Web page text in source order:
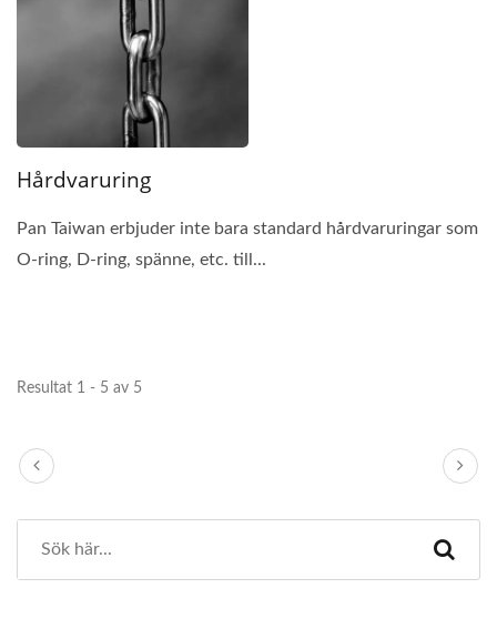
Hårdvaruring
Pan Taiwan erbjuder inte bara standard hårdvaruringar som
O-ring, D-ring, spänne, etc. till...
Resultat 1 - 5 av 5